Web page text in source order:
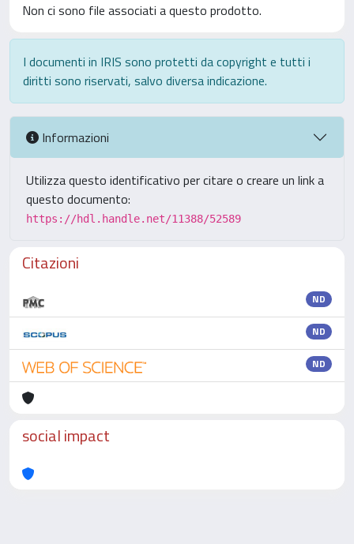
Non ci sono file associati a questo prodotto.
I documenti in IRIS sono protetti da copyright e tutti i
diritti sono riservati, salvo diversa indicazione.
Informazioni
Utilizza questo identificativo per citare o creare un link a
questo documento:
https://hdl.handle.net/11388/52589
Citazioni
ND
ND
ND
social impact